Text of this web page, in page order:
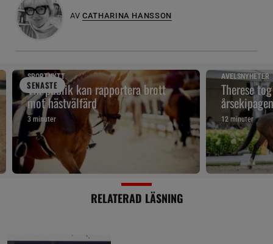
AV CATHARINA HANSSON
SENASTE
SPORTNYTT
VM-publik kan rapportera brott
mot hästvälfärd
3 minuter
AVELSNYHETER
Therese
årsekipagen
12 minuter
RELATERAD LÄSNING